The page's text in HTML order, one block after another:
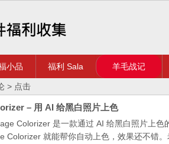
小品 福利 Sala 羊毛战记
> 点击
– 用 AI 给黑白照片上色
Colorizer 是一款通过 AI 给黑白照片上色
Colorizer 就能帮你自动上色，效果还不错